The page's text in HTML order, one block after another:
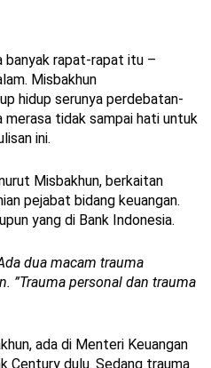
banyak rapat-rapat itu –
Misbakhun
hidup serunya perdebatan-
tidak sampai hati untuk
ini.
Misbakhun, berkaitan
pejabat bidang keuangan.
yang di Bank Indonesia.
dua macam trauma
”Trauma personal dan trauma
ada di Menteri Keuangan
Century dulu. Sedang trauma